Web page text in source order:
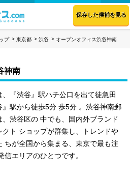
保存した候補を見る
プ 東京都 渋谷 オープンオフィス渋谷神南
神南
『渋谷』駅ハチ公口を出て徒急田
駅から徒歩5分 歩5分 。渋谷神南郵
渋谷区の 中でも、国内外ブランド
ト ショップが群集し、トレンドや
ちが全国から集まる、東京で最も注
エリアのひとつです。